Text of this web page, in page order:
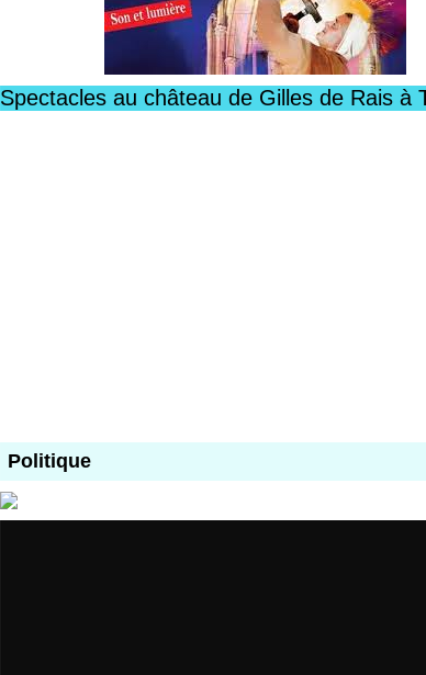
Spectacles au château de Gilles de Rais à
Politique